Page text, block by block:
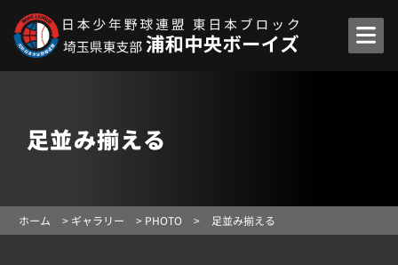
足並み揃える
ホーム > ギャラリー > PHOTO > 足並み揃える